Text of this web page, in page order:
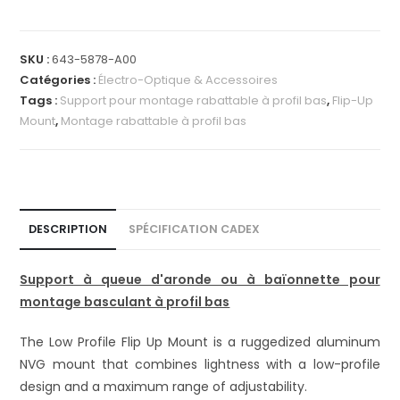
t
r
e
SKU :643-5878-A00
Catégories : Électro-Optique & Accessoires
Tags : Support pour montage rabattable à profil bas, Flip-Up
Mount, Montage rabattable à profil bas
DESCRIPTION SPÉCIFICATION CADEX
Support à queue d'aronde ou à baïonnette pour
montage basculant à profil bas
The Low Profile Flip Up Mount is a ruggedized aluminum
NVG mount that combines lightness with a low-profile
design and a maximum range of adjustability.